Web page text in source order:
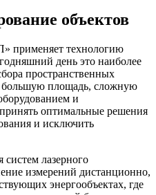
объектов
применяет технологию
день это наиболее
пространственных
площадь, сложную
и
оптимальные решения
и исключить
лазерного
измерений дистанционно,
энергообъектах, где